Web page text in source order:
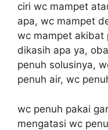
ciri wc mampet
apa, wc mampet
wc mampet akibat
dikasih apa ya,
penuh solusinya,
penuh air, wc
wc penuh pakai
mengatasi wc